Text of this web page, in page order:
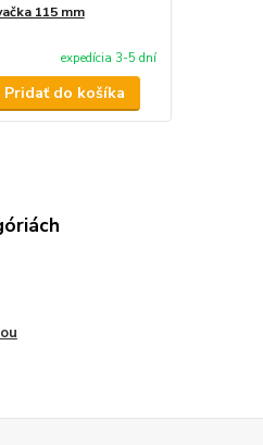
115 mm
expedícia 3-5 dní
Pridať do košíka